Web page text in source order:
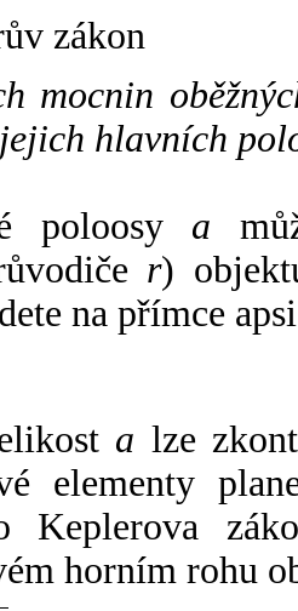
zákon
mocnin
hlavních
poloosy a
r)
na přímce
a lze
elementy
Keplerova
horním rohu